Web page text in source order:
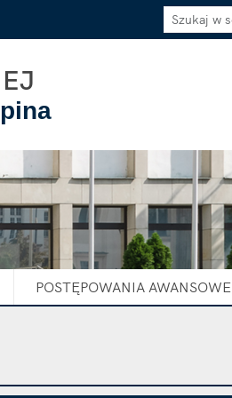
POSTĘPOWANIA AWANSOWE